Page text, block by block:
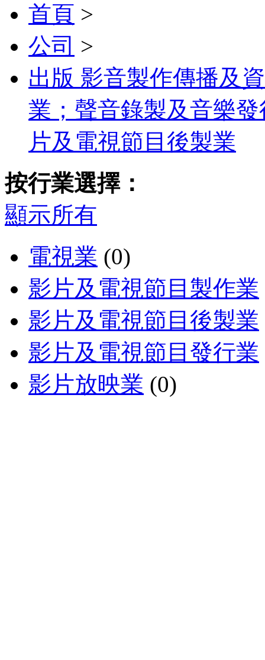
首頁 >
公司 >
出版 影音製作傳播及
業；聲音錄製及音樂發
片及電視節目後製業
按行業選擇：
顯示所有
電視業 (0)
影片及電視節目製作業
影片及電視節目後製業
影片及電視節目發行業
影片放映業 (0)